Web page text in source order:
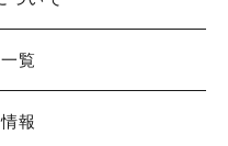
覧
報